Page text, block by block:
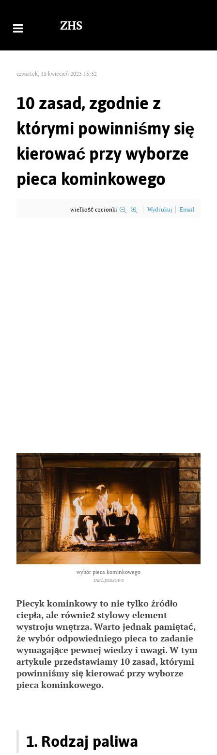
ZHS
czwartek, 13 kwiecień 2023 15:32
10 zasad, zgodnie z
którymi powinniśmy się
kierować przy wyborze
pieca kominkowego
wielkość czcionki Wydrukuj Email
wybór pieca kominkowego
mat.prasowe
Piecyk kominkowy to nie tylko źródło
ciepła, ale również stylowy element
wystroju wnętrza. Warto jednak pamiętać,
że wybór odpowiedniego pieca to zadanie
wymagające pewnej wiedzy i uwagi. W tym
artykule przedstawiamy 10 zasad, którymi
powinniśmy się kierować przy wyborze
pieca kominkowego.
1. Rodzaj paliwa